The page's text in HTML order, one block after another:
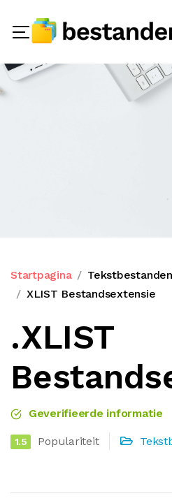
Startpagina
Tekstbestanden
XLIST Bestandsextensie
.XLIST
Geverifieerde informatie
1.5 Populariteit